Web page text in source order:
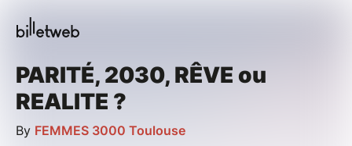
PARITÉ, 2030, RÊVE ou
REALITE ?
By FEMMES 3000 Toulouse